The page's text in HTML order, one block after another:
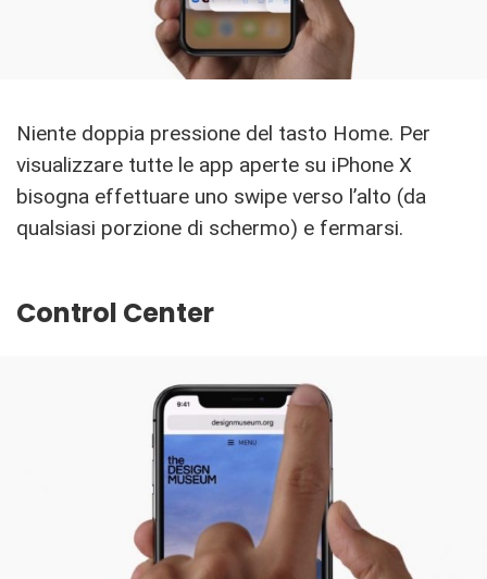
Niente doppia pressione del tasto Home. Per
visualizzare tutte le app aperte su iPhone X
bisogna effettuare uno swipe verso l’alto (da
qualsiasi porzione di schermo) e fermarsi.
Control Center